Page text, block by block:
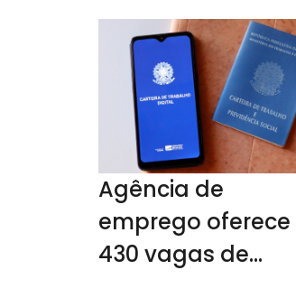
homens e
mulheres
Agência de
emprego oferece
430 vagas de